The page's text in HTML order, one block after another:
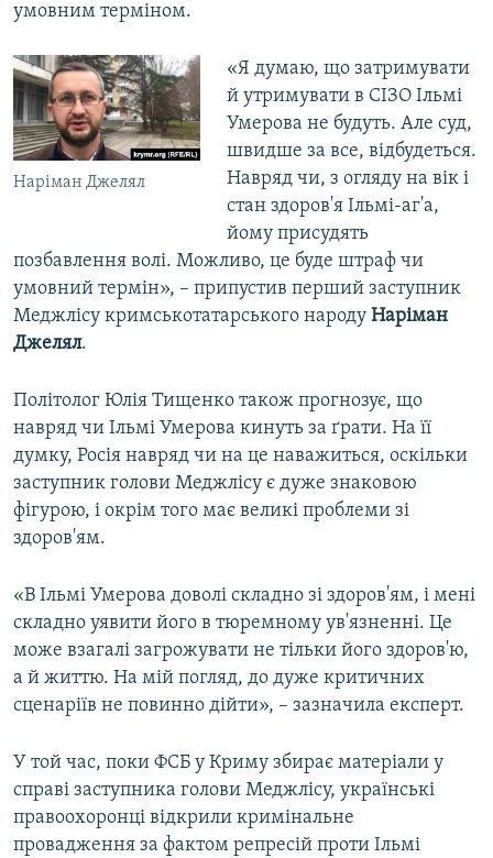
умовним терміном.
Наріман Джелял
«Я думаю, що затримувати
й утримувати в СІЗО Ільмі
Умерова не будуть. Але суд,
швидше за все, відбудеться.
Навряд чи, з огляду на вік і
стан здоров'я Ільмі-аг'а,
йому присудять
позбавлення волі. Можливо, це буде штраф чи
умовний термін», – припустив перший заступник
Меджлісу кримськотатарського народу Наріман
Джелял.
Політолог Юлія Тищенко також прогнозує, що
навряд чи Ільмі Умерова кинуть за ґрати. На її
думку, Росія навряд чи на це наважиться, оскільки
заступник голови Меджлісу є дуже знаковою
фігурою, і окрім того має великі проблеми зі
здоров'ям.
«В Ільмі Умерова доволі складно зі здоров'ям, і мені
складно уявити його в тюремному ув'язненні. Це
може взагалі загрожувати не тільки його здоров'ю,
а й життю. На мій погляд, до дуже критичних
сценаріїв не повинно дійти», – зазначила експерт.
У той час, поки ФСБ у Криму збирає матеріали у
справі заступника голови Меджлісу, українські
правоохоронці відкрили кримінальне
провадження за фактом репресій проти Ільмі